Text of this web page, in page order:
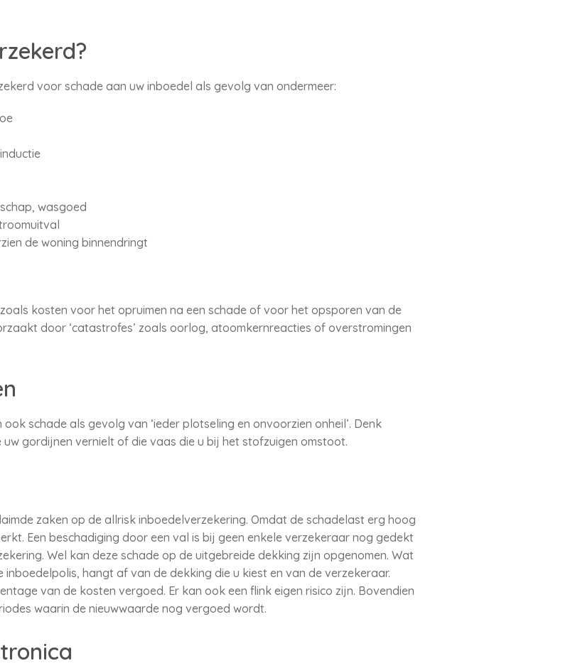
voor schade aan uw inboedel als gevolg van ondermeer:
wasgoed
de woning binnendringt
kosten voor het opruimen na een schade of voor het opsporen van de
door ‘catastrofes’ zoals oorlog, atoomkernreacties of overstromingen
schade als gevolg van ‘ieder plotseling en onvoorzien onheil’. Denk
gordijnen vernielt of die vaas die u bij het stofzuigen omstoot.
zaken op de allrisk inboedelverzekering. Omdat de schadelast erg hoog
Een beschadiging door een val is bij geen enkele verzekeraar nog gedekt
Wel kan deze schade op de uitgebreide dekking zijn opgenomen. Wat
hangt af van de dekking die u kiest en van de verzekeraar.
van de kosten vergoed. Er kan ook een flink eigen risico zijn. Bovendien
waarin de nieuwwaarde nog vergoed wordt.